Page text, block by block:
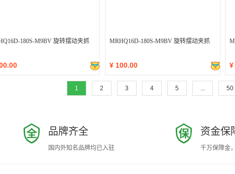
180S-M9BV 旋转摆动夹抓 MRHQ16D-180S-M9BV 旋转摆动夹抓
¥ 100.00 ¥
1 2 3 4 5 ... 50
品牌齐全
国内外知名品牌均已入驻
资金保
千万保障金